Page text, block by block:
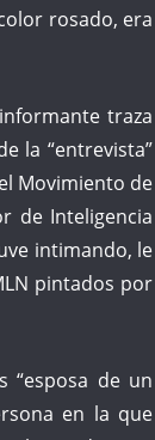
rosado, era
traza
la “entrevista”
Movimiento de
de Inteligencia
intimando, le
pintados por
“esposa de un
en la que